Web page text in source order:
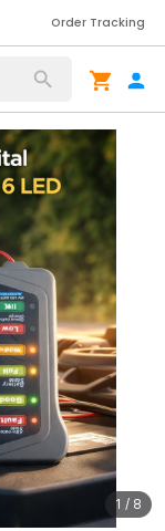
Order Tracking
1 / 8